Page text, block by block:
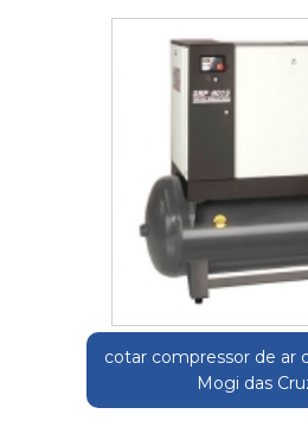
cotar compressor de ar
Mogi das